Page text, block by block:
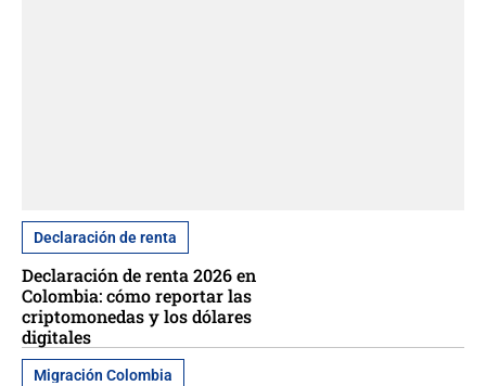
Declaración de renta
Declaración de renta 2026 en
Colombia: cómo reportar las
criptomonedas y los dólares
digitales
Migración Colombia